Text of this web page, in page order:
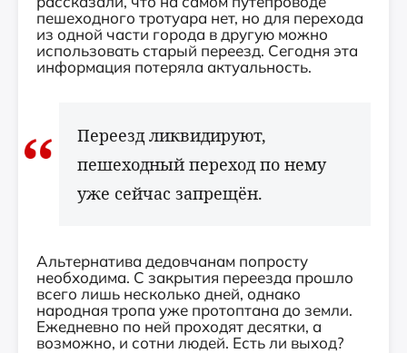
пешеходного тротуара нет, но для перехода
из одной части города в другую можно
использовать старый переезд. Сегодня эта
информация потеряла актуальность.
Переезд ликвидируют,
пешеходный переход по нему
уже сейчас запрещён.
Альтернатива дедовчанам попросту
необходима. С закрытия переезда прошло
всего лишь несколько дней, однако
народная тропа уже протоптана до земли.
Ежедневно по ней проходят десятки, а
возможно, и сотни людей. Есть ли выход?